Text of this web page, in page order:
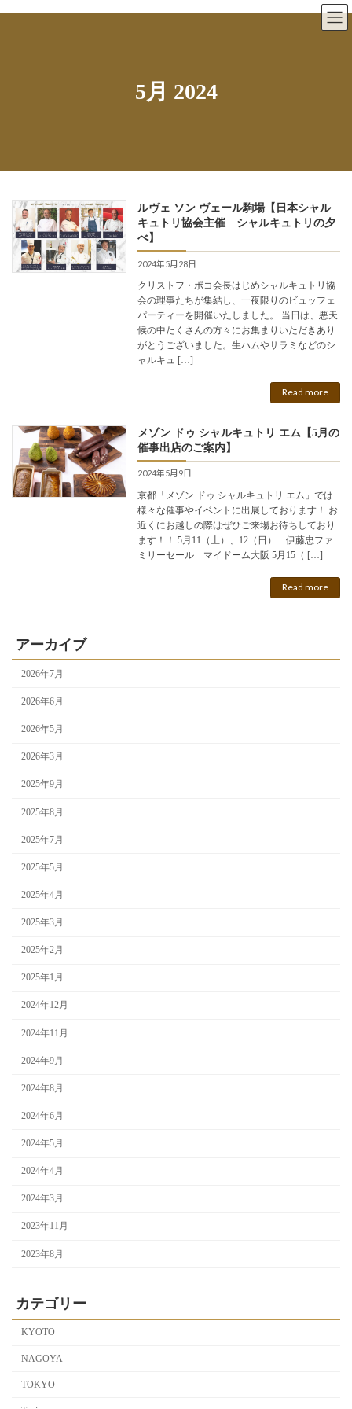
5月 2024
ルヴェ ソン ヴェール駒場【日本シャル
キュトリ協会主催 シャルキュトリの夕
べ】
2024年5月28日
クリストフ・ポコ会長はじめシャルキュトリ協
会の理事たちが集結し、一夜限りのビュッフェ
パーティーを開催いたしました。 当日は、悪天
候の中たくさんの方々にお集まりいただきあり
がとうございました。生ハムやサラミなどのシ
ャルキュ […]
Read more
メゾン ドゥ シャルキュトリ エム【5月の
催事出店のご案内】
2024年5月9日
京都「メゾン ドゥ シャルキュトリ エム」では
様々な催事やイベントに出展しております！ お
近くにお越しの際はぜひご来場お待ちしており
ます！！ 5月11（土）、12（日） 伊藤忠ファ
ミリーセール マイドーム大阪 5月15（ […]
Read more
アーカイブ
2026年7月
2026年6月
2026年5月
2026年3月
2025年9月
2025年8月
2025年7月
2025年5月
2025年4月
2025年3月
2025年2月
2025年1月
2024年12月
2024年11月
2024年9月
2024年8月
2024年6月
2024年5月
2024年4月
2024年3月
2023年11月
2023年8月
カテゴリー
KYOTO
NAGOYA
TOKYO